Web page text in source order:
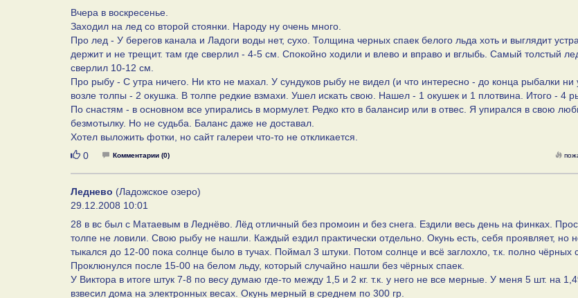
Вчера в воскресенье.
Заходил на лед со второй стоянки. Народу ну очень много.
Про лед - У берегов канала и Ладоги воды нет, сухо. Толщина черных спаек белого льда хоть и выглядит
держит и не трещит. там где сверлил - 4-5 см. Спокойно ходили и влево и вправо и вглыбь. Самый толстый
сверлил 10-12 см.
Про рыбу - С утра ничего. Ни кто не махал. У сундуков рыбу не видел (и что интересно - до конца рыбалки ни
возле толпы - 2 окушка. В толпе редкие взмахи. Ушел искать свою. Нашел - 1 окушек и 1 плотвина. Итого - 4
По снастям - в основном все упирались в мормулет. Редко кто в балансир или в отвес. Я упирался в свою
безмотылку. Но не судьба. Баланс даже не доставал.
Хотел выложить фотки, но сайт галереи что-то не откликается.
Нравится
0 Комментарии (0)
Леднево (Ладожское озеро)
29.12.2008 10:01
28 в вс был с Матаевым в Леднёво. Лёд отличный без промоин и без снега. Ездили весь день на финках.
толпе не ловили. Свою рыбу не нашли. Каждый ездил практически отдельно. Окунь есть, себя проявляет, но
тыкался до 12-00 пока солнце было в тучах. Поймал 3 штуки. Потом солнце и всё заглохло, т.к. полно чёрных
Проклюнулся после 15-00 на белом льду, который случайно нашли без чёрных спаек.
У Виктора в итоге штук 7-8 по весу думаю где-то между 1,5 и 2 кг. т.к. у него не все мерные. У меня 5 шт. на
взвесил дома на электронных весах. Окунь мерный в среднем по 300 гр.